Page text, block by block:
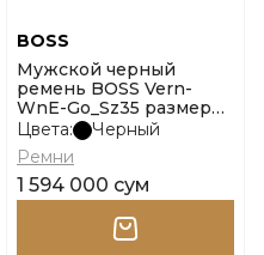
BOSS
Мужской черный
ремень BOSS Vern-
WnE-Go_Sz35 размер
100
Цвета:
Черный
Ремни
1 594 000 сум